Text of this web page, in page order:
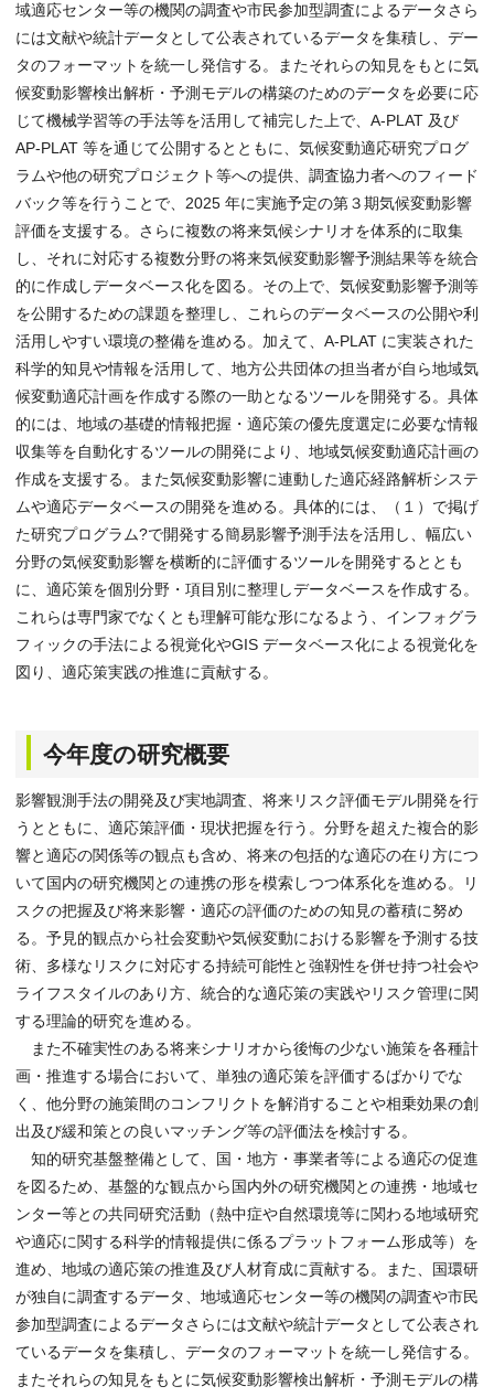
域適応センター等の機関の調査や市民参加型調査によるデータさら
には文献や統計データとして公表されているデータを集積し、デー
タのフォーマットを統一し発信する。またそれらの知見をもとに気
候変動影響検出解析・予測モデルの構築のためのデータを必要に応
じて機械学習等の手法等を活用して補完した上で、A-PLAT 及び
AP-PLAT 等を通じて公開するとともに、気候変動適応研究プログ
ラムや他の研究プロジェクト等への提供、調査協力者へのフィード
バック等を行うことで、2025 年に実施予定の第３期気候変動影響
評価を支援する。さらに複数の将来気候シナリオを体系的に取集
し、それに対応する複数分野の将来気候変動影響予測結果等を統合
的に作成しデータベース化を図る。その上で、気候変動影響予測等
を公開するための課題を整理し、これらのデータベースの公開や利
活用しやすい環境の整備を進める。加えて、A-PLAT に実装された
科学的知見や情報を活用して、地方公共団体の担当者が自ら地域気
候変動適応計画を作成する際の一助となるツールを開発する。具体
的には、地域の基礎的情報把握・適応策の優先度選定に必要な情報
収集等を自動化するツールの開発により、地域気候変動適応計画の
作成を支援する。また気候変動影響に連動した適応経路解析システ
ムや適応データベースの開発を進める。具体的には、（１）で掲げ
た研究プログラム?で開発する簡易影響予測手法を活用し、幅広い
分野の気候変動影響を横断的に評価するツールを開発するととも
に、適応策を個別分野・項目別に整理しデータベースを作成する。
これらは専門家でなくとも理解可能な形になるよう、インフォグラ
フィックの手法による視覚化やGIS データベース化による視覚化を
図り、適応策実践の推進に貢献する。
今年度の研究概要
影響観測手法の開発及び実地調査、将来リスク評価モデル開発を行
うとともに、適応策評価・現状把握を行う。分野を超えた複合的影
響と適応の関係等の観点も含め、将来の包括的な適応の在り方につ
いて国内の研究機関との連携の形を模索しつつ体系化を進める。リ
スクの把握及び将来影響・適応の評価のための知見の蓄積に努め
る。予見的観点から社会変動や気候変動における影響を予測する技
術、多様なリスクに対応する持続可能性と強靱性を併せ持つ社会や
ライフスタイルのあり方、統合的な適応策の実践やリスク管理に関
する理論的研究を進める。
また不確実性のある将来シナリオから後悔の少ない施策を各種計
画・推進する場合において、単独の適応策を評価するばかりでな
く、他分野の施策間のコンフリクトを解消することや相乗効果の創
出及び緩和策との良いマッチング等の評価法を検討する。
知的研究基盤整備として、国・地方・事業者等による適応の促進
を図るため、基盤的な観点から国内外の研究機関との連携・地域セ
ンター等との共同研究活動（熱中症や自然環境等に関わる地域研究
や適応に関する科学的情報提供に係るプラットフォーム形成等）を
進め、地域の適応策の推進及び人材育成に貢献する。また、国環研
が独自に調査するデータ、地域適応センター等の機関の調査や市民
参加型調査によるデータさらには文献や統計データとして公表され
ているデータを集積し、データのフォーマットを統一し発信する。
またそれらの知見をもとに気候変動影響検出解析・予測モデルの構